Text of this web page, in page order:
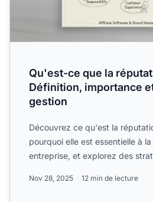
Qu'est-ce que la
Définition, importance
gestion
Découvrez ce qu'est la
pourquoi elle est essentielle à
entreprise, et explorez des
Nov 28, 2025 12 min de lecture